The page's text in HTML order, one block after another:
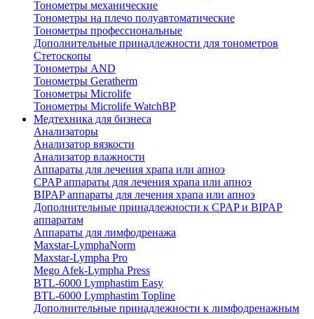
Тонометры механические
Тонометры на плечо полуавтоматические
Тонометры профессиональные
Дополнительные принадлежности для тонометров
Стетоскопы
Тонометры AND
Тонометры Geratherm
Тонометры Microlife
Тонометры Microlife WatchBP
Медтехника для бизнеса
Анализаторы
Анализатор вязкости
Анализатор влажности
Аппараты для лечения храпа или апноэ
CPAP аппараты для лечения храпа или апноэ
BIPAP аппараты для лечения храпа или апноэ
Дополнительные принадлежности к CPAP и BIPAP
аппаратам
Аппараты для лимфодренажа
Maxstar-LymphaNorm
Maxstar-Lympha Pro
Mego Afek-Lympha Press
BTL-6000 Lymphastim Easy
BTL-6000 Lymphastim Topline
Дополнительные принадлежности к лимфодренажным